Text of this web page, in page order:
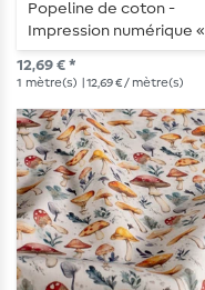
Popeline de coton -
Impression numérique «
Petites fleurs marron »
12,69 € *
1 mètre(s) | 12,69 € / mètre(s)